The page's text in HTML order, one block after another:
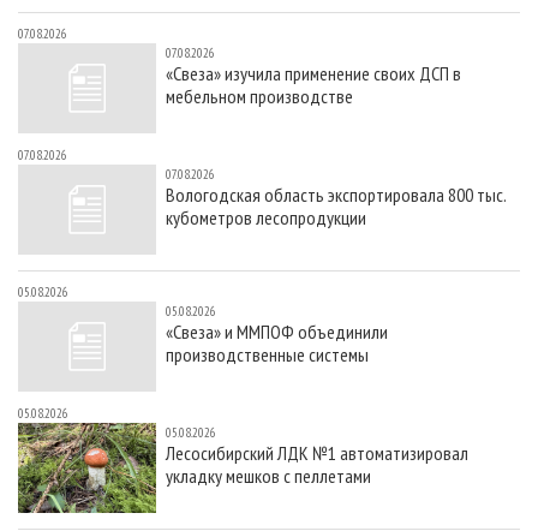
07.08.2026
07.08.2026
«Свеза» изучила применение своих ДСП в
мебельном производстве
07.08.2026
07.08.2026
Вологодская область экспортировала 800 тыс.
кубометров лесопродукции
05.08.2026
05.08.2026
«Свеза» и ММПОФ объединили
производственные системы
05.08.2026
05.08.2026
Лесосибирский ЛДК №1 автоматизировал
укладку мешков с пеллетами